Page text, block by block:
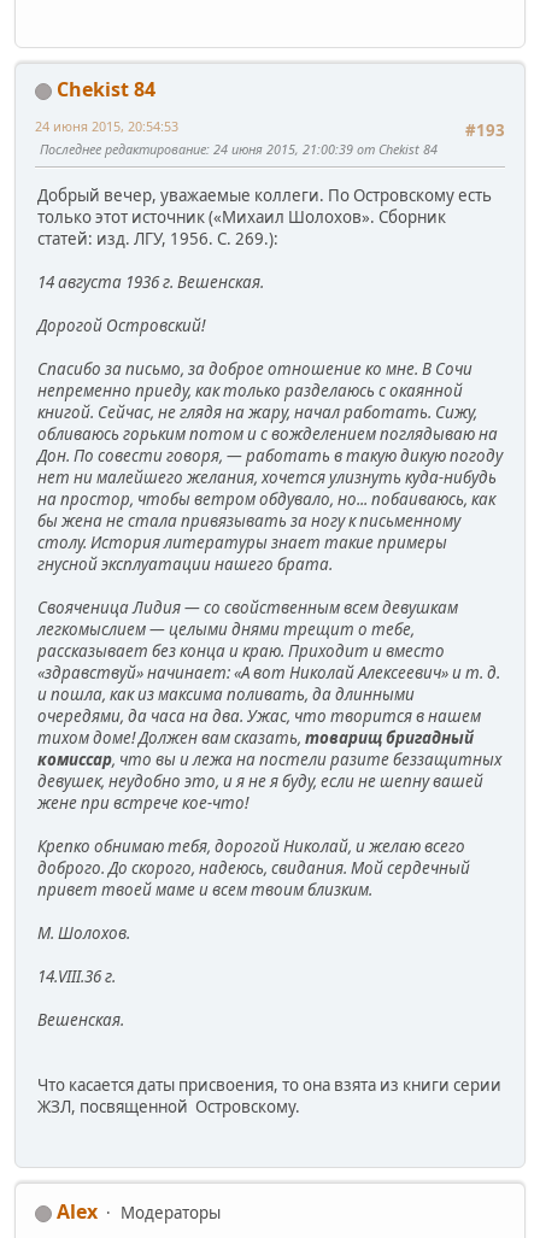
Chekist 84
#193
24 июня 2015, 20:54:53
Последнее редактирование: 24 июня 2015, 21:00:39 от Chekist 84
Добрый вечер, уважаемые коллеги. По Островскому есть
только этот источник («Михаил Шолохов». Сборник
статей: изд. ЛГУ, 1956. С. 269.):
14 августа 1936 г. Вешенская.
Дорогой Островский!
Спасибо за письмо, за доброе отношение ко мне. В Сочи
непременно приеду, как только разделаюсь с окаянной
книгой. Сейчас, не глядя на жару, начал работать. Сижу,
обливаюсь горьким потом и с вожделением поглядываю на
Дон. По совести говоря, — работать в такую дикую погоду
нет ни малейшего желания, хочется улизнуть куда-нибудь
на простор, чтобы ветром обдувало, но... побаиваюсь, как
бы жена не стала привязывать за ногу к письменному
столу. История литературы знает такие примеры
гнусной эксплуатации нашего брата.
Свояченица Лидия — со свойственным всем девушкам
легкомыслием — целыми днями трещит о тебе,
рассказывает без конца и краю. Приходит и вместо
«здравствуй» начинает: «А вот Николай Алексеевич» и т. д.
и пошла, как из максима поливать, да длинными
очередями, да часа на два. Ужас, что творится в нашем
тихом доме! Должен вам сказать, товарищ бригадный
комиссар, что вы и лежа на постели разите беззащитных
девушек, неудобно это, и я не я буду, если не шепну вашей
жене при встрече кое-что!
Крепко обнимаю тебя, дорогой Николай, и желаю всего
доброго. До скорого, надеюсь, свидания. Мой сердечный
привет твоей маме и всем твоим близким.
М. Шолохов.
14.VIII.36 г.
Вешенская.
Что касается даты присвоения, то она взята из книги серии
ЖЗЛ, посвященной Островскому.
Alex Модераторы